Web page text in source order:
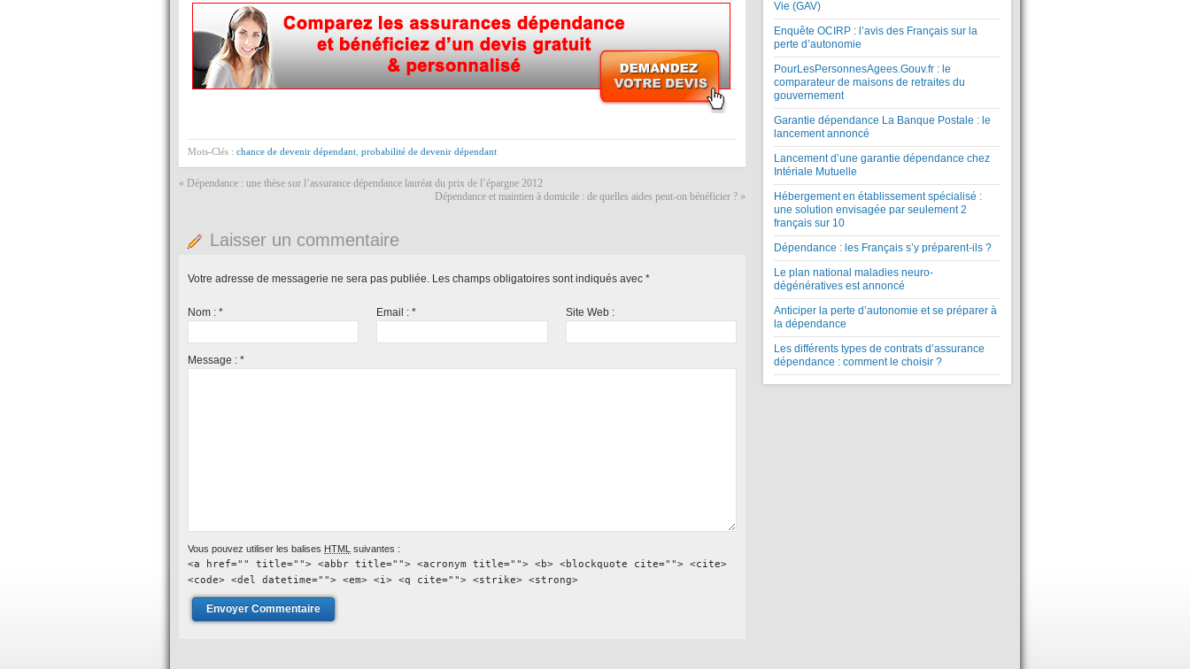
Mots-Clés : chance de devenir dépendant probabilité de devenir dépendant
« Dépendance : une thèse sur l’assurance dépendance lauréat du prix de l’épargne 2012
Dépendance et maintien à domicile : de quelles aides peut-on bénéficier ? »
Laisser un commentaire
Votre adresse de messagerie ne sera pas publiée. Les champs obligatoires sont indiqués avec *
Nom : * Email :* Site Web :
Message : *
Vous pouvez utiliser les balises HTML suivantes :
<a href="" title=""> <abbr title=""> <acronym title=""> <b> <blockquote cite=""> <cite>
<code> <del datetime=""> <em> <i> <q cite=""> <strike> <strong>
Vie (GAV)
Enquête OCIRP : l’avis des Français sur la
perte d’autonomie
PourLesPersonnesAgees.Gouv.fr : le
comparateur de maisons de retraites du
gouvernement
Garantie dépendance La Banque Postale : le
lancement annoncé
Lancement d’une garantie dépendance chez
Intériale Mutuelle
Hébergement en établissement spécialisé :
une solution envisagée par seulement 2
français sur 10
Dépendance : les Français s’y préparent-ils ?
Le plan national maladies neuro-
dégénératives est annoncé
Anticiper la perte d’autonomie et se préparer à
la dépendance
Les différents types de contrats d’assurance
dépendance : comment le choisir ?